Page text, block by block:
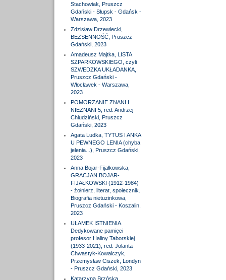
Stachowiak, Pruszcz
Gdański - Słupsk - Gdańsk -
Warszawa, 2023
Zdzisław Drzewiecki,
BEZSENNOŚĆ, Pruszcz
Gdański, 2023
Amadeusz Majtka, LISTA
SZPARKOWSKIEGO, czyli
SZWEDZKA UKŁADANKA,
Pruszcz Gdański -
Włocławek - Warszawa,
2023
POMORZANIE ZNANI I
NIEZNANI 5, red. Andrzej
Chludziński, Pruszcz
Gdański, 2023
Agata Ludka, TYTUS I ANKA
U PEWNEGO LENIA (chyba
jelenia...), Pruszcz Gdański,
2023
Anna Bojar-Fijałkowska,
GRACJAN BOJAR-
FIJAŁKOWSKI (1912-1984)
- żołnierz, literat, społecznik.
Biografia nietuzinkowa,
Pruszcz Gdański - Koszalin,
2023
UŁAMEK ISTNIENIA.
Dedykowane pamięci
profesor Haliny Taborskiej
(1933-2021), red. Jolanta
Chwastyk-Kowalczyk,
Przemysław Ciszek, Londyn
- Pruszcz Gdański, 2023
Katarzyna Brzóska,